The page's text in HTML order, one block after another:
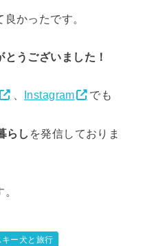
かったです。
うございました！
Instagram でも
らし を発信しておりま
キー犬と旅行